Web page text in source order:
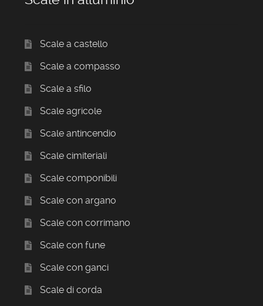
Scale a castello
Scale a compasso
Scale a sfilo
Scale agricole
Scale antincendio
Scale cimiteriali
Scale componibili
Scale con argano
Scale con corrimano
Scale con fune
Scale con ganci
Scale di corda